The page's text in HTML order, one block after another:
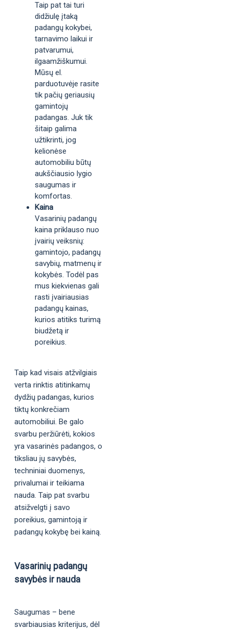
Taip pat tai turi
didžiulę įtaką
padangų kokybei,
tarnavimo laikui ir
patvarumui,
ilgaamžiškumui.
Mūsų el.
parduotuvėje rasite
tik pačių geriausių
gamintojų
padangas. Juk tik
šitaip galima
užtikrinti, jog
kelionėse
automobiliu būtų
aukščiausio lygio
saugumas ir
komfortas.
Kaina
Vasarinių padangų
kaina priklauso nuo
įvairių veiksnių:
gamintojo, padangų
savybių, matmenų ir
kokybės. Todėl pas
mus kiekvienas gali
rasti įvairiausias
padangų kainas,
kurios atitiks turimą
biudžetą ir
poreikius.
Taip kad visais atžvilgiais
verta rinktis atitinkamų
dydžių padangas, kurios
tiktų konkrečiam
automobiliui. Be galo
svarbu peržiūrėti, kokios
yra vasarinės padangos, o
tiksliau jų savybės,
techniniai duomenys,
privalumai ir teikiama
nauda. Taip pat svarbu
atsižvelgti į savo
poreikius, gamintoją ir
padangų kokybę bei kainą.
Vasarinių padangų
savybės ir nauda
Saugumas – bene
svarbiausias kriterijus, dėl